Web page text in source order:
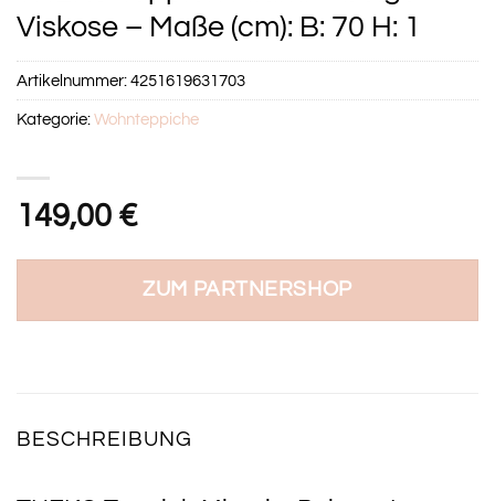
Viskose – Maße (cm): B: 70 H: 1
149,00 €
ZUM PARTNERSHOP
Artikelnummer:4251619631703
Kategorie:Wohnteppiche
BESCHREIBUNG